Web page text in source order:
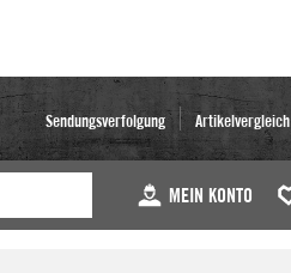
Sendungsverfolgung Artikelvergleich
MEIN KONTO